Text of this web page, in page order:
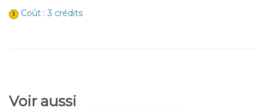
Coût : 3 crédits
Voir aussi